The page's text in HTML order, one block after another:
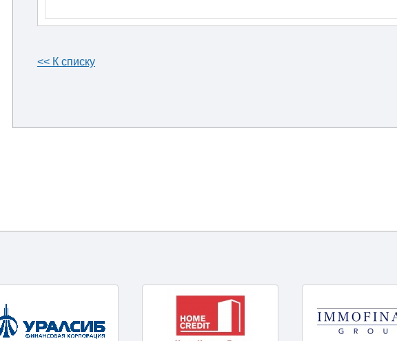
<< К списку